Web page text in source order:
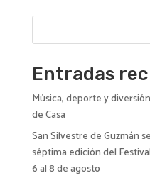
n
a
i
e
:
Entradas
Música, deporte y
de Casa
San Silvestre de Guzmán
séptima edición del
6 al 8 de agosto